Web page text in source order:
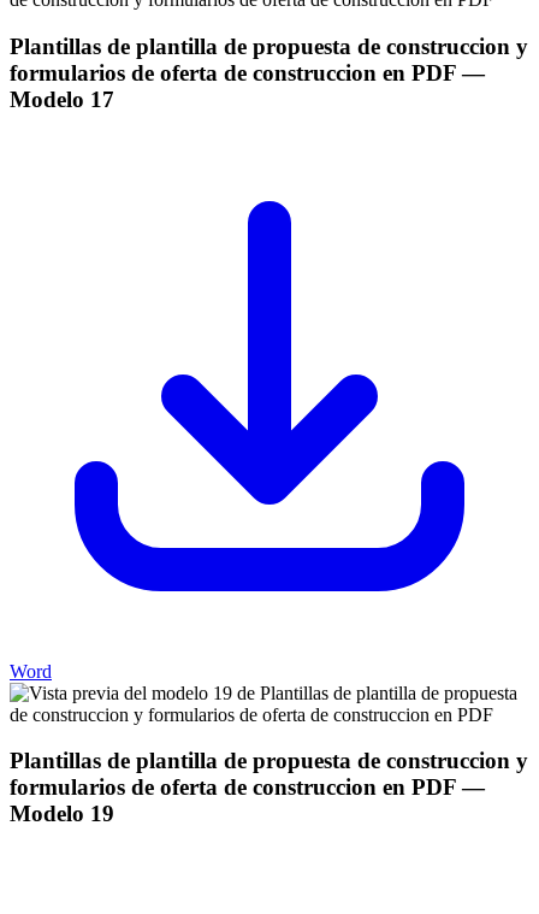
Plantillas de plantilla de propuesta de construccion y
formularios de oferta de construccion en PDF—
Modelo 17
Word
Plantillas de plantilla de propuesta de construccion y
formularios de oferta de construccion en PDF—
Modelo 19